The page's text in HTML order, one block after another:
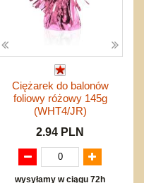
Ciężarek do balonów
foliowy różowy 145g
(WHT4/JR)
2.94 PLN
wysyłamy w ciągu 72h